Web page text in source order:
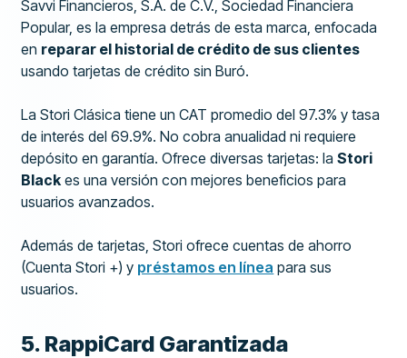
Savvi Financieros, S.A. de C.V., Sociedad Financiera
Popular, es la empresa detrás de esta marca, enfocada
en reparar el historial de crédito de sus clientes
usando tarjetas de crédito sin Buró.
La Stori Clásica tiene un CAT promedio del 97.3% y tasa
de interés del 69.9%. No cobra anualidad ni requiere
depósito en garantía. Ofrece diversas tarjetas: laStori
Black es una versión con mejores beneficios para
usuarios avanzados.
Además de tarjetas, Stori ofrece cuentas de ahorro
(Cuenta Stori +) y préstamos en línea para sus
usuarios.
5. RappiCard Garantizada